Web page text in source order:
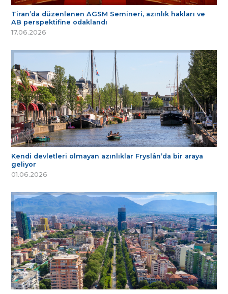
Tiran’da düzenlenen AGSM Semineri, azınlık hakları ve
AB perspektifine odaklandı
17.06.2026
Kendi devletleri olmayan azınlıklar Fryslân’da bir araya
geliyor
01.06.2026